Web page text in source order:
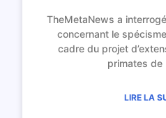
TheMetaNews a
concernant le
cadre du projet
primates de
LIRE LA